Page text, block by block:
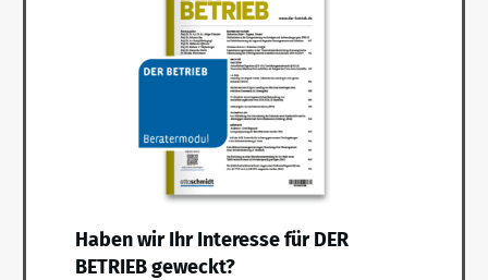
Haben wir Ihr Interesse für DER
BETRIEB geweckt?